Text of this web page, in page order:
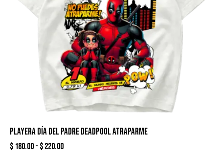
PLAYERA DÍA DEL PADRE DEADPOOL ATRAPARME
$ 180.00- $220.00